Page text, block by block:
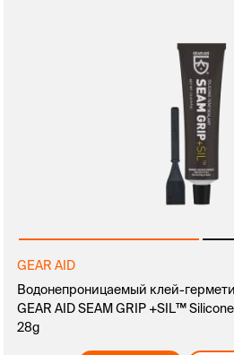
GEAR AID
Водонепроницаемый клей-
GEAR AID SEAM GRIP +SIL™
28g